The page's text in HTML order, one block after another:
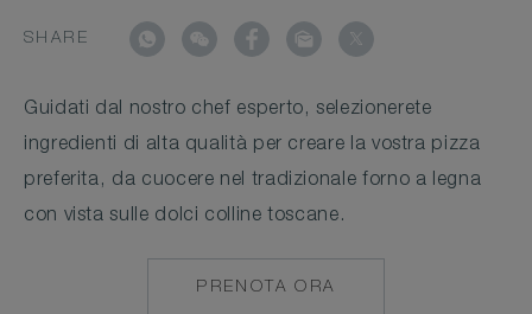
SHARE
Guidati dal nostro chef esperto, selezionerete
ingredienti di alta qualità per creare la vostra pizza
preferita, da cuocere nel tradizionale forno a legna
con vista sulle dolci colline toscane.
PRENOTA ORA